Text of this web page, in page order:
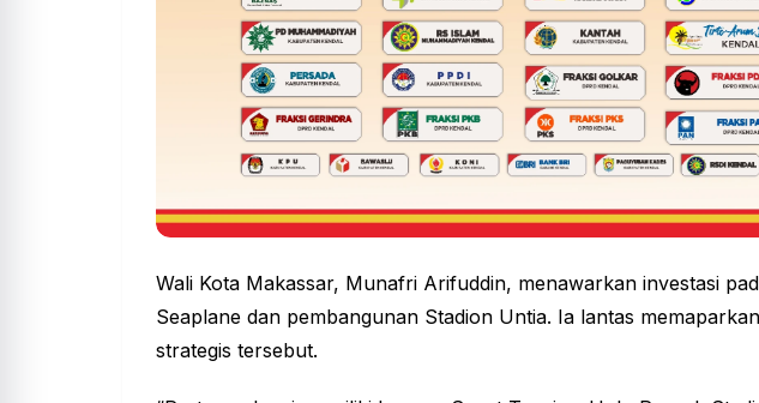
Wali Kota Makassar, Munafri Arifuddin, menawarkan investasi
Seaplane dan pembangunan Stadion Untia. Ia lantas memaparkan
strategis tersebut.